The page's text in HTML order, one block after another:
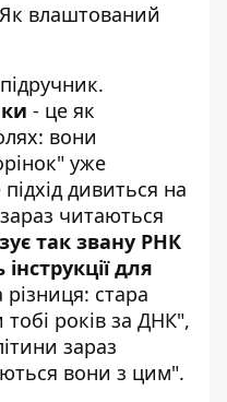
влаштований
- це як
вони
уже
дивиться на
читаються
так звану РНК
для
стара
років за ДНК",
зараз
вони з цим".